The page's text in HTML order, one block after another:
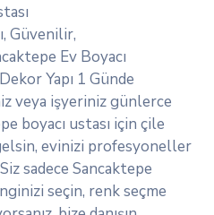
Güvenilir,
Ev Boyacı
Yapı 1 Günde
veya işyeriniz günlerce
boyacı ustası için çile
evinizi profesyoneller
sadece Sancaktepe
seçin, renk seçme